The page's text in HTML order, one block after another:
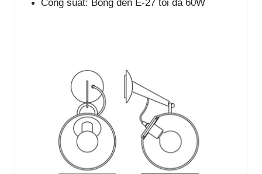
Công suất: Bóng đèn E-27 tối đa 60W